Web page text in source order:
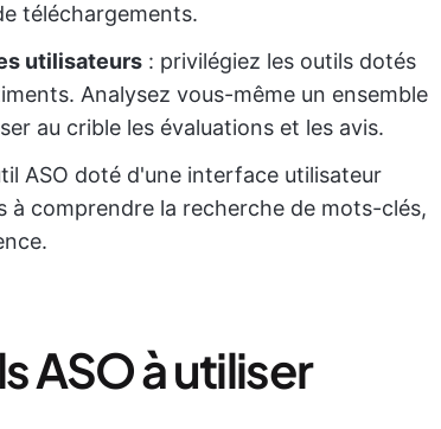
téléchargements.
utilisateurs : privilégiez les outils dotés
Analysez vous-même un ensemble
au crible les évaluations et les avis.
ASO doté d'une interface utilisateur
à comprendre la recherche de mots-clés,
ASO à utiliser